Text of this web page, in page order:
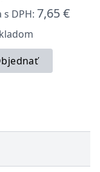
s DPH: 7,65 €